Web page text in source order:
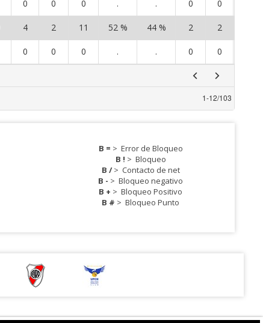
0 0 0 . . 0 0
4 2 11 52 % 44 % 2 2
0 0 0 . . 0 0
1-12/103
B = > Error de Bloqueo
B ! > Bloqueo
B /> Contacto de net
B - >Bloqueo negativo
B + >Bloqueo Positivo
B # >Bloqueo Punto